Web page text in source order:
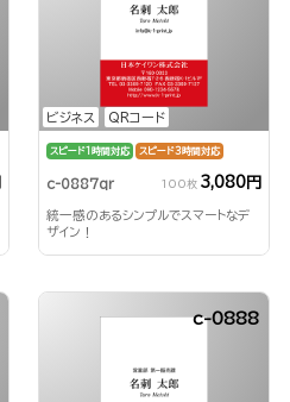
ビジネス QRコード
スピード1時間対応 スピード3時間対応
c-0887qr 100枚 3,080円
統一感のあるシンプルでスマートなデ
ザイン！
c-0888